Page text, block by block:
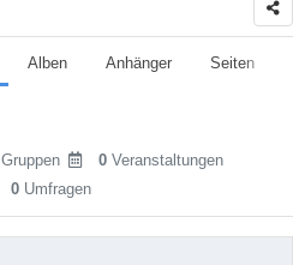
Alben Anhänger Seiten
Gruppen 0 Veranstaltungen
0 Umfragen